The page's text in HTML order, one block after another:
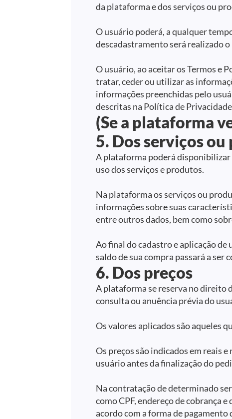
da plataforma e dos serviços ou
O usuário poderá, a qualquer
descadastramento será realizado
O usuário, ao aceitar os Termos e
tratar, ceder ou utilizar as
informações preenchidas pelo
descritas na Política de
(Se a plataforma
5. Dos serviços
A plataforma poderá
uso dos serviços e produtos.
Na plataforma os serviços ou
informações sobre suas
entre outros dados, bem como
Ao final do cadastro e aplicação de
saldo de sua compra passará a ser
6. Dos preços
A plataforma se reserva no direito
consulta ou anuência prévia do
Os valores aplicados são aqueles
Os preços são indicados em reais
usuário antes da finalização do
Na contratação de determinado
como CPF, endereço de cobrança
acordo com a forma de